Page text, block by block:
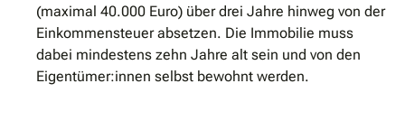
(maximal 40.000 Euro) über drei Jahre hinweg von der
Einkommensteuer absetzen. Die Immobilie muss
dabei mindestens zehn Jahre alt sein und von den
Eigentümer:innen selbst bewohnt werden.